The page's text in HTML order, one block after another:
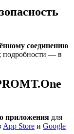
соединению
подробности — в
приложения для
App Store и Google